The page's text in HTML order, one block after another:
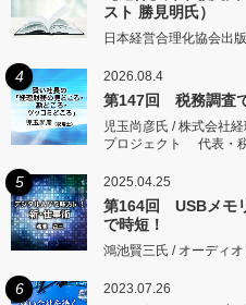
スト 勝見明氏）
日本経営合理化協会出
4 2026.08.4
第147回 税務調査
児玉尚彦氏 / 株式会社
プロジェクト 代表・
5 2025.04.25
第164回 USBメモ
で時短！
鴻池賢三氏 / オーディ
6 2023.07.26